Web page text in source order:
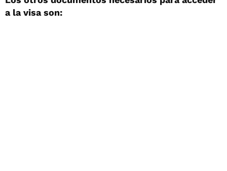
a la visa son: